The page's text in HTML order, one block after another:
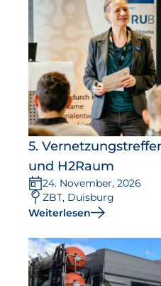
5.
und H2Raum
24. November, 2026
ZBT, Duisburg
Weiterlesen